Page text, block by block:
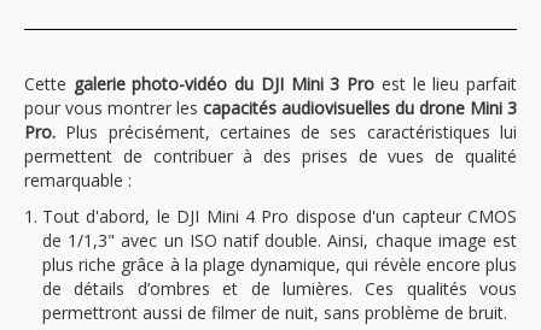
Cette galerie photo-vidéo du DJI Mini 3 Pro est le lieu parfait
pour vous montrer les capacités audiovisuelles du drone Mini 3
Pro. Plus précisément, certaines de ses caractéristiques lui
permettent de contribuer à des prises de vues de qualité
remarquable :
Tout d'abord, le DJI Mini 4 Pro dispose d'un capteur CMOS
de 1/1,3" avec un ISO natif double. Ainsi, chaque image est
plus riche grâce à la plage dynamique, qui révèle encore plus
de détails d’ombres et de lumières. Ces qualités vous
permettront aussi de filmer de nuit, sans problème de bruit.